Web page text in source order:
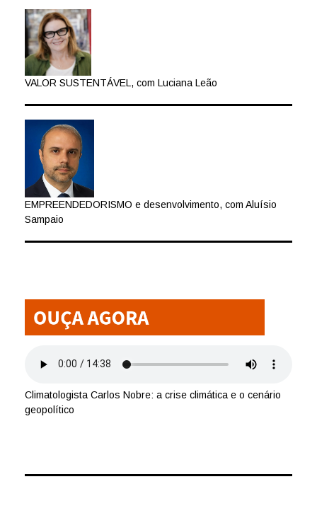
VALOR SUSTENTÁVEL, com Luciana Leão
EMPREENDEDORISMO e desenvolvimento, com Aluísio
Sampaio
Climatologista Carlos Nobre: a crise climática e o cenário
geopolítico